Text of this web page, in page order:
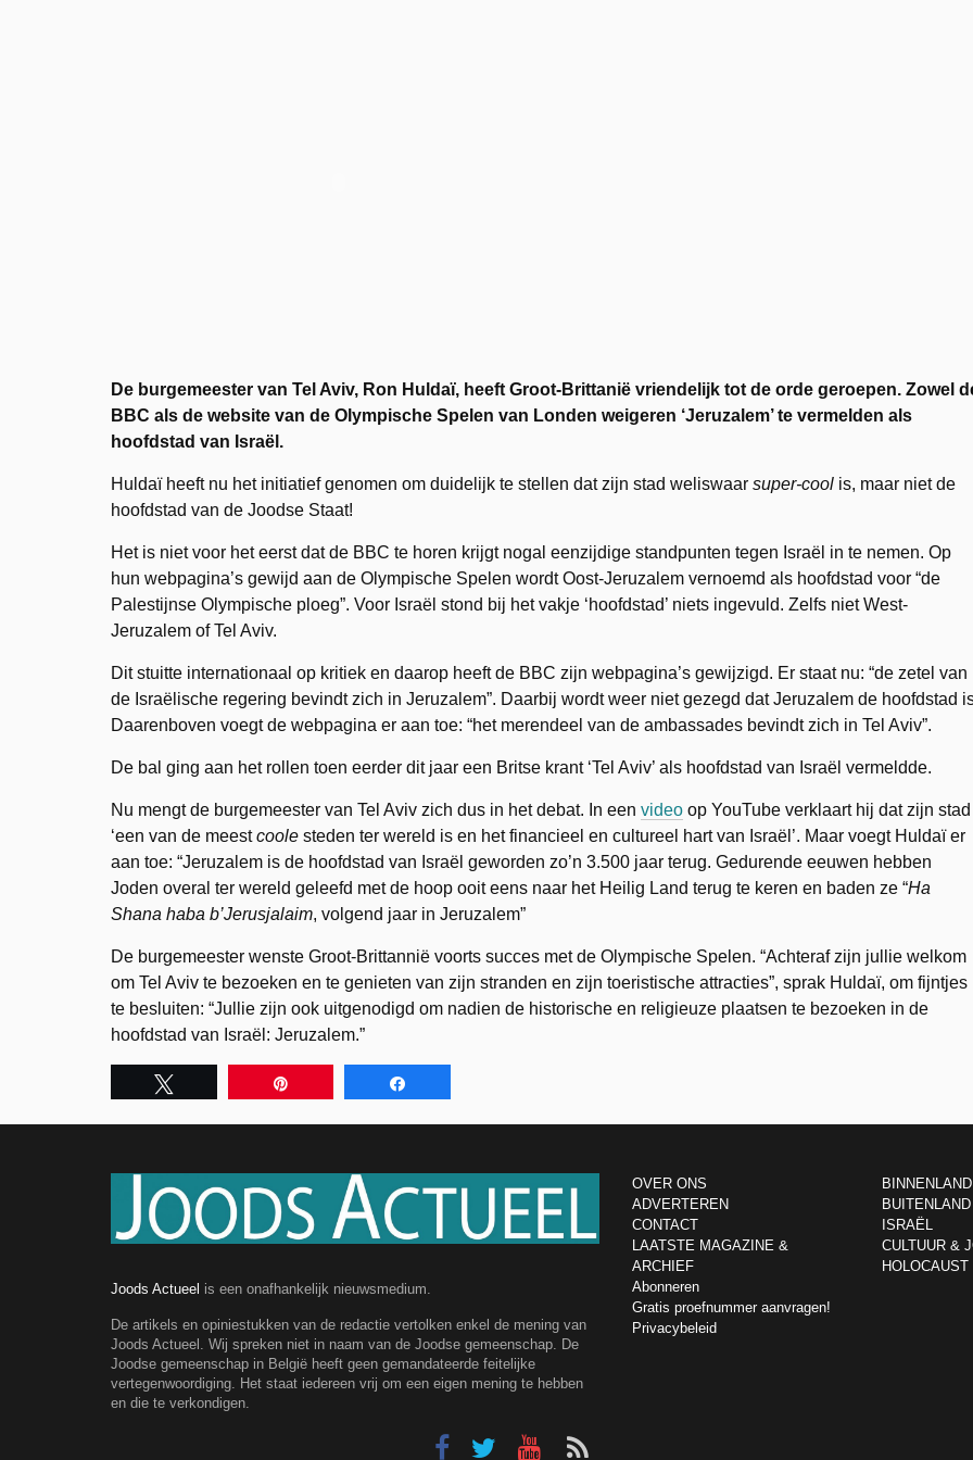
De burgemeester van Tel Aviv, Ron Huldaï, heeft Groot-Brittanië vriendelijk tot de orde geroepen. Zowel
BBC als de website van de Olympische Spelen van Londen weigeren ‘Jeruzalem’ te vermelden als
hoofdstad van Israël.
Huldaï heeft nu het initiatief genomen om duidelijk te stellen dat zijn stad weliswaar super-cool is, maar niet de
hoofdstad van de Joodse Staat!
Het is niet voor het eerst dat de BBC te horen krijgt nogal eenzijdige standpunten tegen Israël in te nemen. Op
hun webpagina’s gewijd aan de Olympische Spelen wordt Oost-Jeruzalem vernoemd als hoofdstad voor “de
Palestijnse Olympische ploeg”. Voor Israël stond bij het vakje ‘hoofdstad’ niets ingevuld. Zelfs niet West-
Jeruzalem of Tel Aviv.
Dit stuitte internationaal op kritiek en daarop heeft de BBC zijn webpagina’s gewijzigd. Er staat nu: “de zetel van
de Israëlische regering bevindt zich in Jeruzalem”. Daarbij wordt weer niet gezegd dat Jeruzalem de hoofdstad
Daarenboven voegt de webpagina er aan toe: “het merendeel van de ambassades bevindt zich in Tel Aviv”.
De bal ging aan het rollen toen eerder dit jaar een Britse krant ‘Tel Aviv’ als hoofdstad van Israël vermeldde.
Nu mengt de burgemeester van Tel Aviv zich dus in het debat. In een video op YouTube verklaart hij dat zijn stad
‘een van de meestcoole steden ter wereld is en het financieel en cultureel hart van Israël’. Maar voegt Huldaï er
aan toe: “Jeruzalem is de hoofdstad van Israël geworden zo’n 3.500 jaar terug. Gedurende eeuwen hebben
Joden overal ter wereld geleefd met de hoop ooit eens naar het Heilig Land terug te keren en baden ze “Ha
Shana haba b’Jerusjalaim, volgend jaar in Jeruzalem”
De burgemeester wenste Groot-Brittannië voorts succes met de Olympische Spelen. “Achteraf zijn jullie welkom
om Tel Aviv te bezoeken en te genieten van zijn stranden en zijn toeristische attracties”, sprak Huldaï, om fijntjes
te besluiten: “Jullie zijn ook uitgenodigd om nadien de historische en religieuze plaatsen te bezoeken in de
hoofdstad van Israël: Jeruzalem.”
Joods Actueel is een onafhankelijk nieuwsmedium.
De artikels en opiniestukken van de redactie vertolken enkel de mening van
Joods Actueel. Wij spreken niet in naam van de Joodse gemeenschap. De
Joodse gemeenschap in België heeft geen gemandateerde feitelijke
vertegenwoordiging. Het staat iedereen vrij om een eigen mening te hebben
en die te verkondigen.
OVER ONS
ADVERTEREN
CONTACT
LAATSTE MAGAZINE &
ARCHIEF
Abonneren
Gratis proefnummer aanvragen!
Privacybeleid
BINNENLAND
BUITENLAND
ISRAËL
CULTUUR &
HOLOCAUST